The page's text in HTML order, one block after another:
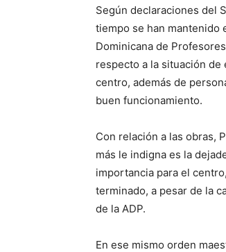
Según declaraciones del
tiempo se han mantenido
Dominicana de
respecto a la situación
centro, además de
buen funcionamiento.
Con relación a las obras,
más le indigna es la
importancia para el
terminado, a pesar de la
de la ADP.
En ese mismo orden